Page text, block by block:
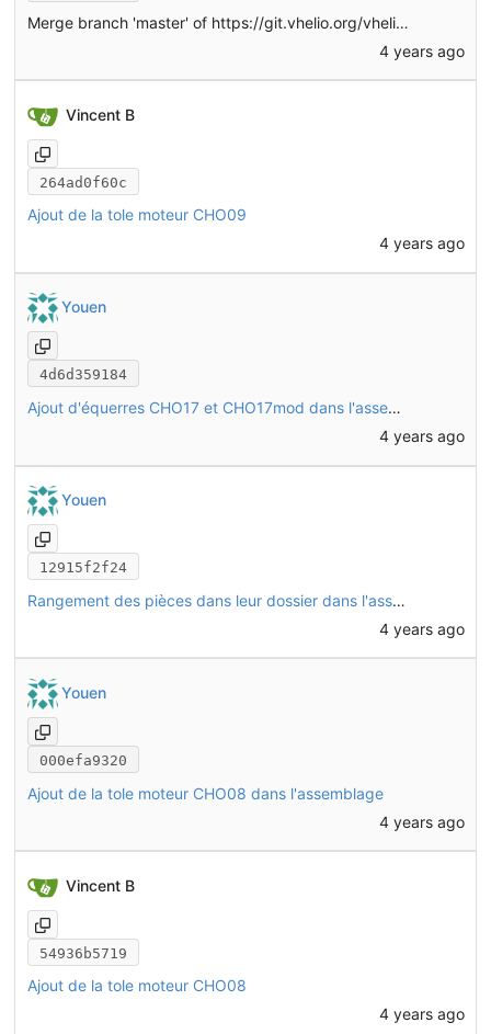
Merge branch 'master' of https://git.vhelio.org/vhelio/vheliotech-freecad
4 years ago
Vincent B
264ad0f60c
Ajout de la tole moteur CHO09
4 years ago
Youen
4d6d359184
Ajout d'équerres CHO17 et CHO17mod dans l'assemblage
4 years ago
Youen
12915f2f24
Rangement des pièces dans leur dossier dans l'assemblage
4 years ago
Youen
000efa9320
Ajout de la tole moteur CHO08 dans l'assemblage
4 years ago
Vincent B
54936b5719
Ajout de la tole moteur CHO08
4 years ago